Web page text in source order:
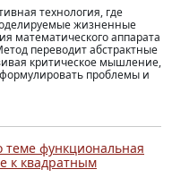
технология, где
жизненные
математического аппарата
переводит абстрактные
критическое мышление,
проблемы и
теме функциональная
к квадратным